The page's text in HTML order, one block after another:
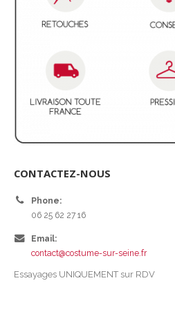
CONTACTEZ-NOUS
Phone:
06 25 62 27 16
Email:
contact@costume-sur-seine.fr
Essayages UNIQUEMENT sur RDV